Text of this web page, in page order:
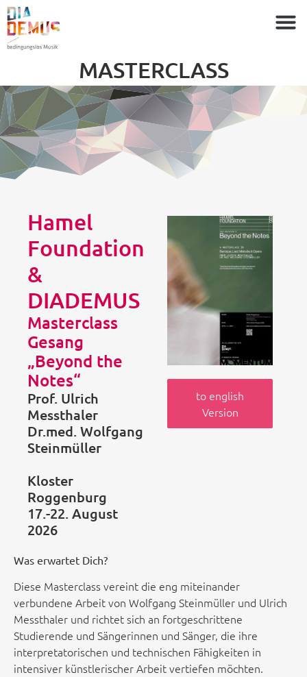
MASTERCLASS
Hamel
Foundation
&
DIADEMUS
Masterclass
Gesang
„Beyond the
Notes“
Prof. Ulrich
Messthaler
Dr.med. Wolfgang
Steinmüller
Kloster
Roggenburg
17.-22. August
2026
to english
Version
Was erwartet Dich?
Diese Masterclass vereint die eng miteinander
verbundene Arbeit von Wolfgang Steinmüller und Ulrich
Messthaler und richtet sich an fortgeschrittene
Studierende und Sängerinnen und Sänger, die ihre
interpretatorischen und technischen Fähigkeiten in
intensiver künstlerischer Arbeit vertiefen möchten.